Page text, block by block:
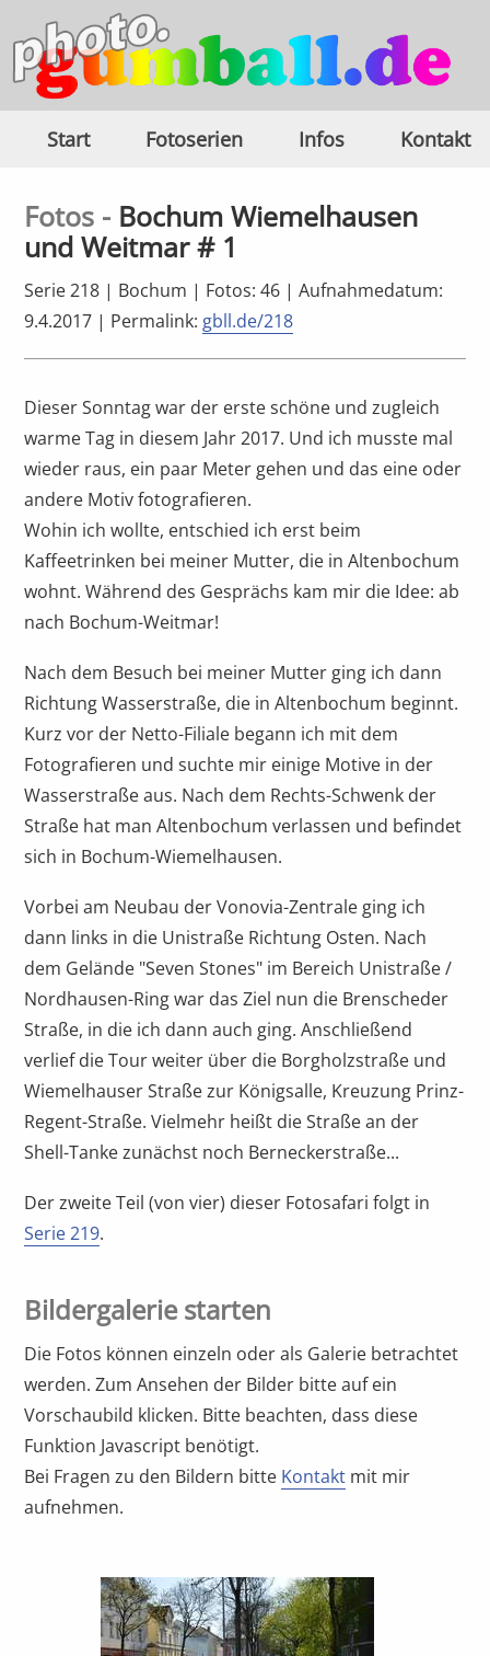
Start Fotoserien Infos Kontakt
Fotos - Bochum Wiemelhausen
und Weitmar # 1
Serie 218 | Bochum | Fotos: 46 | Aufnahmedatum:
9.4.2017 | Permalink: gbll.de/218
Dieser Sonntag war der erste schöne und zugleich
warme Tag in diesem Jahr 2017. Und ich musste mal
wieder raus, ein paar Meter gehen und das eine oder
andere Motiv fotografieren.
Wohin ich wollte, entschied ich erst beim
Kaffeetrinken bei meiner Mutter, die in Altenbochum
wohnt. Während des Gesprächs kam mir die Idee: ab
nach Bochum-Weitmar!
Nach dem Besuch bei meiner Mutter ging ich dann
Richtung Wasserstraße, die in Altenbochum beginnt.
Kurz vor der Netto-Filiale begann ich mit dem
Fotografieren und suchte mir einige Motive in der
Wasserstraße aus. Nach dem Rechts-Schwenk der
Straße hat man Altenbochum verlassen und befindet
sich in Bochum-Wiemelhausen.
Vorbei am Neubau der Vonovia-Zentrale ging ich
dann links in die Unistraße Richtung Osten. Nach
dem Gelände "Seven Stones" im Bereich Unistraße /
Nordhausen-Ring war das Ziel nun die Brenscheder
Straße, in die ich dann auch ging. Anschließend
verlief die Tour weiter über die Borgholzstraße und
Wiemelhauser Straße zur Königsalle, Kreuzung Prinz-
Regent-Straße. Vielmehr heißt die Straße an der
Shell-Tanke zunächst noch Berneckerstraße...
Der zweite Teil (von vier) dieser Fotosafari folgt in
Serie 219.
Bildergalerie starten
Die Fotos können einzeln oder als Galerie betrachtet
werden. Zum Ansehen der Bilder bitte auf ein
Vorschaubild klicken. Bitte beachten, dass diese
Funktion Javascript benötigt.
Bei Fragen zu den Bildern bitte Kontakt mit mir
aufnehmen.